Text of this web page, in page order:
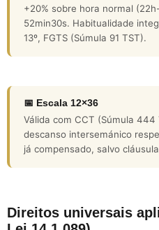
+20% sobre hora normal
52min30s. Habitualidade
13º, FGTS (Súmula 91 TST).
📅 Escala 12×36
Válida com CCT (Súmula
descanso intersemánico
já compensado, salvo
Direitos universais